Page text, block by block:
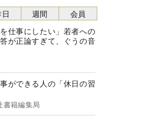
を仕事にしたい」若者への
が正論すぎて、ぐうの音
ができる人の「休日の習
書籍編集局
週間 会員